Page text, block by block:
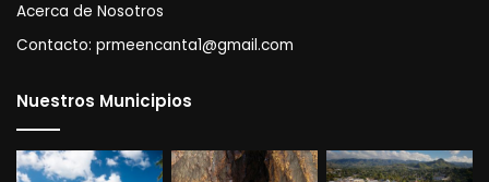
Acerca de Nosotros
Contacto: prmeencanta1@gmail.com
Nuestros Municipios